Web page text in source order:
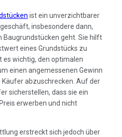
ist ein unverzichtbarer
insbesondere dann,
Baugrundstücken geht. Sie hilft
eines Grundstücks zu
es wichtig, den optimalen
einen angemessenen Gewinn
abzuschrecken. Auf der
sicherstellen, dass sie ein
erwerben und nicht
erstreckt sich jedoch über